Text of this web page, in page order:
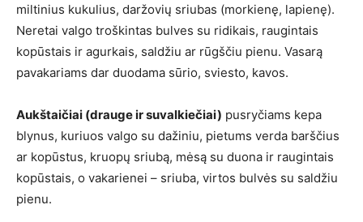
miltinius kukulius, daržovių sriubas (morkienę, lapienę).
Neretai valgo troškintas bulves su ridikais, raugintais
kopūstais ir agurkais, saldžiu ar rūgščiu pienu. Vasarą
pavakariams dar duodama sūrio, sviesto, kavos.
Aukštaičiai (drauge ir suvalkiečiai) pusryčiams kepa
blynus, kuriuos valgo su dažiniu, pietums verda barščius
ar kopūstus, kruopų sriubą, mėsą su duona ir raugintais
kopūstais, o vakarienei – sriuba, virtos bulvės su saldžiu
pienu.